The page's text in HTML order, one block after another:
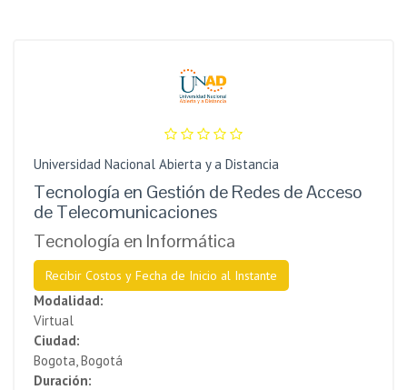
Universidad Nacional Abierta y a Distancia
Tecnología en Gestión de Redes de Acceso
de Telecomunicaciones
Tecnología en Informática
Recibir Costos y Fecha de Inicio al Instante
Modalidad:
Virtual
Ciudad:
Bogota, Bogotá
Duración: